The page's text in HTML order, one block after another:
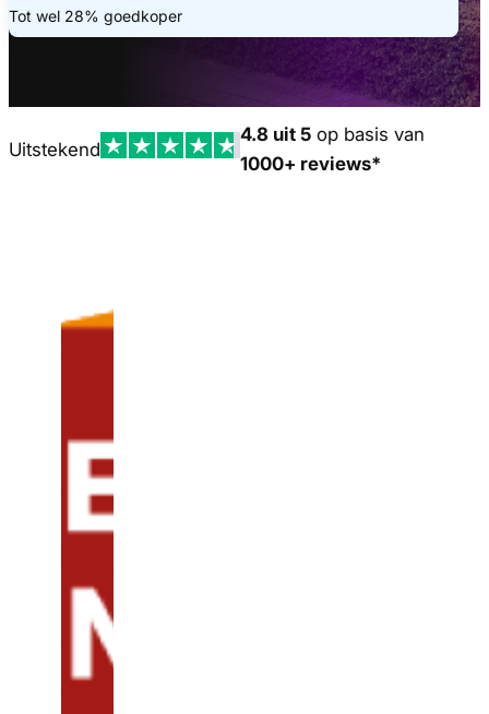
Tot wel 28% goedkoper
Uitstekend
4.8 uit 5 op basis van
1000+ reviews*